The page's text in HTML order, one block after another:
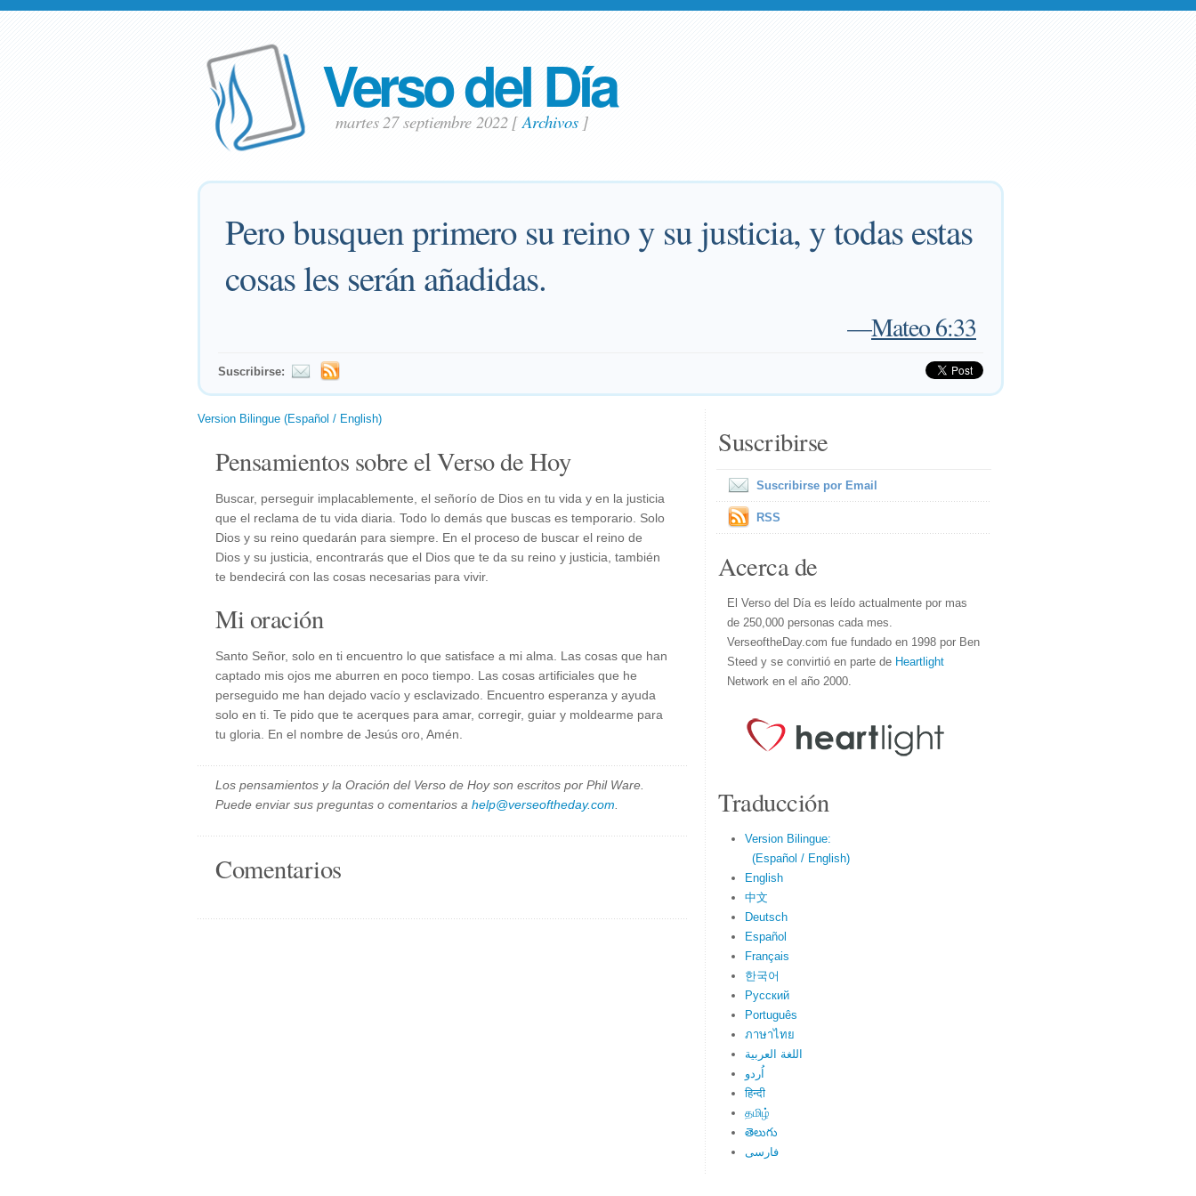
Verso del Día
martes 27 septiembre 2022 [Archivos]
Pero busquen primero su reino y su justicia, y todas estas
cosas les serán añadidas.
—Mateo 6:33
Suscribirse:
Version Bilingue (Español / English)
Pensamientos sobre el Verso de Hoy
Buscar, perseguir implacablemente, el señorío de Dios en tu vida y en la justicia
que el reclama de tu vida diaria. Todo lo demás que buscas es temporario. Solo
Dios y su reino quedarán para siempre. En el proceso de buscar el reino de
Dios y su justicia, encontrarás que el Dios que te da su reino y justicia, también
te bendecirá con las cosas necesarias para vivir.
Mi oración
Santo Señor, solo en ti encuentro lo que satisface a mi alma. Las cosas que han
captado mis ojos me aburren en poco tiempo. Las cosas artificiales que he
perseguido me han dejado vacío y esclavizado. Encuentro esperanza y ayuda
solo en ti. Te pido que te acerques para amar, corregir, guiar y moldearme para
tu gloria. En el nombre de Jesús oro, Amén.
Los pensamientos y la Oración del Verso de Hoy son escritos por Phil Ware.
Puede enviar sus preguntas o comentarios a help@verseoftheday.com
Comentarios
Suscribirse
Suscribirse por Email
RSS
Acerca de
El Verso del Día es leído actualmente por mas
de 250,000 personas cada mes.
VerseoftheDay.com fue fundado en 1998 por Ben
Steed y se convirtió en parte de Heartlight
Network en el año 2000.
Traducción
Version Bilingue:
(Español / English)
English
中文
Deutsch
Español
Français
한국어
Русский
Português
ภาษาไทย
اللغة العربية
اُردو
हिन्दी
தமிழ்
తెలుగు
فارسی